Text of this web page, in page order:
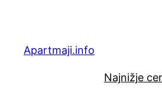
vsebino
Apartmaji.info
Najnižje